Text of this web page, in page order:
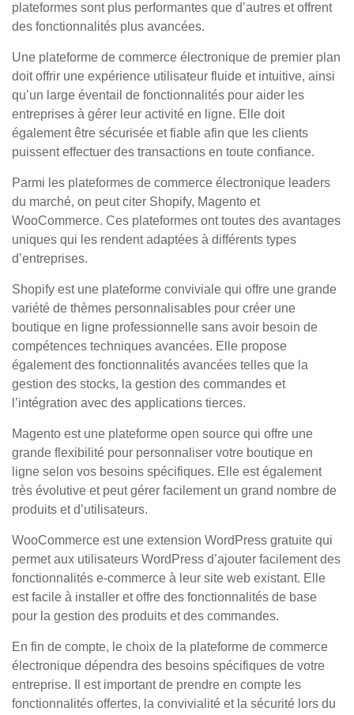
plateformes sont plus performantes que d’autres et offrent
des fonctionnalités plus avancées.
Une plateforme de commerce électronique de premier plan
doit offrir une expérience utilisateur fluide et intuitive, ainsi
qu’un large éventail de fonctionnalités pour aider les
entreprises à gérer leur activité en ligne. Elle doit
également être sécurisée et fiable afin que les clients
puissent effectuer des transactions en toute confiance.
Parmi les plateformes de commerce électronique leaders
du marché, on peut citer Shopify, Magento et
WooCommerce. Ces plateformes ont toutes des avantages
uniques qui les rendent adaptées à différents types
d’entreprises.
Shopify est une plateforme conviviale qui offre une grande
variété de thèmes personnalisables pour créer une
boutique en ligne professionnelle sans avoir besoin de
compétences techniques avancées. Elle propose
également des fonctionnalités avancées telles que la
gestion des stocks, la gestion des commandes et
l’intégration avec des applications tierces.
Magento est une plateforme open source qui offre une
grande flexibilité pour personnaliser votre boutique en
ligne selon vos besoins spécifiques. Elle est également
très évolutive et peut gérer facilement un grand nombre de
produits et d’utilisateurs.
WooCommerce est une extension WordPress gratuite qui
permet aux utilisateurs WordPress d’ajouter facilement des
fonctionnalités e-commerce à leur site web existant. Elle
est facile à installer et offre des fonctionnalités de base
pour la gestion des produits et des commandes.
En fin de compte, le choix de la plateforme de commerce
électronique dépendra des besoins spécifiques de votre
entreprise. Il est important de prendre en compte les
fonctionnalités offertes, la convivialité et la sécurité lors du